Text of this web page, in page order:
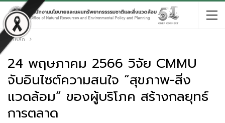
หน้าหลัก
24 พฤษภาคม 2566 วิจัย CMMU
จับอินไซต์ความสนใจ “สุขภาพ-สิ่ง
แวดล้อม” ของผู้บริโภค สร้างกลยุทธ์
การตลาด